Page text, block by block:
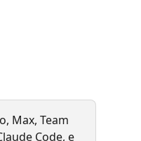
Max, Team
Code, e